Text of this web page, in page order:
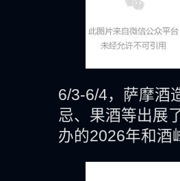
6/3-6/4，萨摩酒
忌、果酒等出展
办的2026年和酒